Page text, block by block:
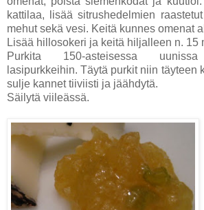
kattilaa, lisää sitrushedelmien
mehut sekä vesi. Keitä kunnes omenat
Lisää hillosokeri ja keitä hiljalleen n. 15
Purkita 150-asteisessa uunissa
lasipurkkeihin. Täytä purkit niin täyteen
sulje kannet tiiviisti ja jäähdytä.
Säilytä viileässä.